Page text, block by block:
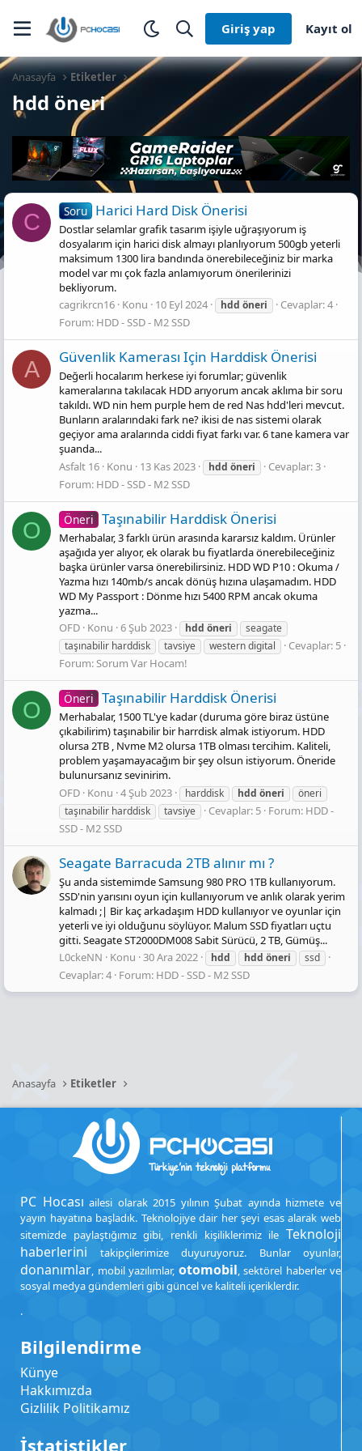
Giriş yap Kayıt ol
Anasayfa Etiketler
hdd öneri̇
C Soru Harici Hard Disk Önerisi
Dostlar selamlar grafik tasarım işiyle uğraşıyorum iş
dosyalarım için harici disk almayı planlıyorum 500gb yeterli
maksimum 1300 lira bandında önerebileceğiniz bir marka
model var mı çok fazla anlamıyorum önerilerinizi
bekliyorum.
cagrikrcn16 Konu 10 Eyl 2024 hdd öneri̇
Cevaplar: 4
Forum: HDD - SSD - M2 SSD
A Güvenlik Kamerası Için Harddisk Önerisi
Değerli hocalarım herkese iyi forumlar; güvenlik
kameralarına takılacak HDD arıyorum ancak aklıma bir soru
takıldı. WD nin hem purple hem de red Nas hdd'leri mevcut.
Bunların aralarındaki fark ne? ikisi de nas sistemi olarak
geçiyor ama aralarında ciddi fiyat farkı var. 6 tane kamera var
şuanda...
Asfalt 16 Konu 13 Kas 2023 hdd öneri̇
Cevaplar: 3
Forum: HDD - SSD - M2 SSD
O Öneri Taşınabilir Harddisk Önerisi
Merhabalar, 3 farklı ürün arasında kararsız kaldım. Ürünler
aşağıda yer alıyor, ek olarak bu fiyatlarda önerebileceğiniz
başka ürünler varsa önerebilirsiniz. HDD WD P10 : Okuma /
Yazma hızı 140mb/s ancak dönüş hızına ulaşamadım. HDD
WD My Passport : Dönme hızı 5400 RPM ancak okuma
yazma...
OFD Konu 6 Şub 2023 hdd öneri̇
seagate
taşınabilir harddisk
tavsiye western digital
Cevaplar: 5
Forum:Sorum Var Hocam!
O Öneri Taşınabilir Harddisk Önerisi
Merhabalar, 1500 TL'ye kadar (duruma göre biraz üstüne
çıkabilirim) taşınabilir bir harrdisk almak istiyorum. HDD
olursa 2TB , Nvme M2 olursa 1TB olması tercihim. Kaliteli,
problem yaşamayacağım bir şey olsun istiyorum. Öneride
bulunursanız sevinirim.
OFD Konu 4 Şub 2023 harddisk hdd öneri̇
öneri
taşınabilir harddisk
tavsiye Cevaplar: 5 Forum: HDD -
SSD - M2 SSD
Seagate Barracuda 2TB alınır mı ?
Şu anda sistemimde Samsung 980 PRO 1TB kullanıyorum.
SSD'nin yarısını oyun için kullanıyorum ve anlık olarak yerim
kalmadı ;| Bir kaç arkadaşım HDD kullanıyor ve oyunlar için
yeterli ve iyi olduğunu söylüyor. Malum SSD fiyatları uçtu
gitti. Seagate ST2000DM008 Sabit Sürücü, 2 TB, Gümüş...
L0ckeNN
Konu 30 Ara 2022 hdd hdd öneri̇ ssd
Cevaplar: 4 Forum: HDD - SSD - M2 SSD
Anasayfa Etiketler
PC Hocası ailesi olarak 2015 yılının Şubat ayında hizmete ve
yayın hayatına başladık. Teknolojiye dair her şeyi esas alarak web
sitemizde paylaştığımız gibi, renkli kişiliklerimiz ile Teknoloji
haberlerini takipçilerimize duyuruyoruz. Bunlar oyunlar,
donanımlar, mobil yazılımlar, otomobil, sektörel haberler ve
sosyal medya gündemleri gibi güncel ve kaliteli içeriklerdir.
.
Bilgilendirme
Künye
Hakkımızda
Gizlilik Politikamız
İstatistikler